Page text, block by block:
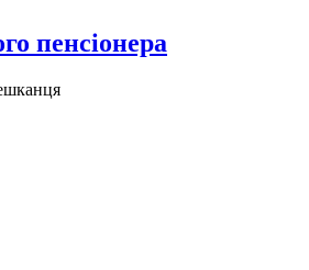
пенсіонера